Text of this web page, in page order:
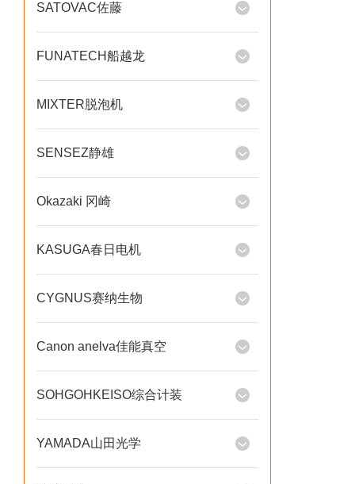
SATOVAC佐藤
FUNATECH船越龙
MIXTER脱泡机
SENSEZ静雄
Okazaki 冈崎
KASUGA春日电机
CYGNUS赛纳生物
Canon anelva佳能真空
SOHGOHKEISO综合计装
YAMADA山田光学